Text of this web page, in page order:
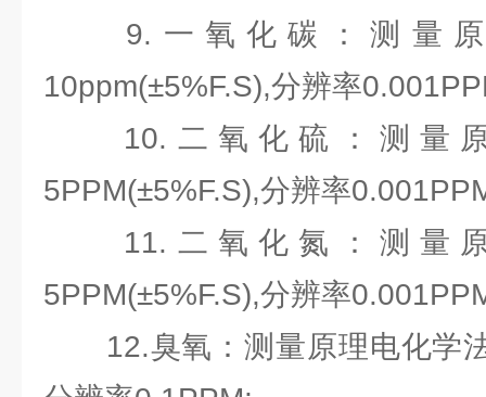
9.一氧化碳：测量原
10ppm(±5%F.S),分辨率
10.二氧化硫：测量原
5PPM(±5%F.S),分辨率
11.二氧化氮：测量原
5PPM(±5%F.S),分辨率
12.臭氧：测量原理电化学法